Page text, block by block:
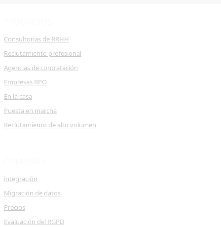
Consultorías de RRHH
Reclutamiento profesional
Agencias de contratación
Empresas RPO
En la casa
Puesta en marcha
Reclutamiento de alto volumen
integración
Migración de datos
Precios
Evaluación del RGPD